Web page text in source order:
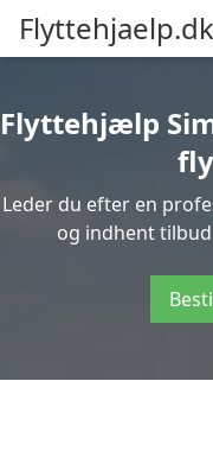
Flyttehjaelp.dk
Flyttehjælp
Leder du efter en
og indhent